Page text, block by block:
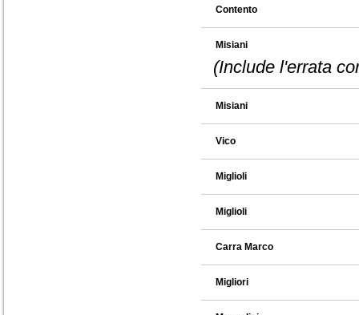
Contento
Misiani
(Include l'errata
Misiani
Vico
Miglioli
Miglioli
Carra Marco
Migliori